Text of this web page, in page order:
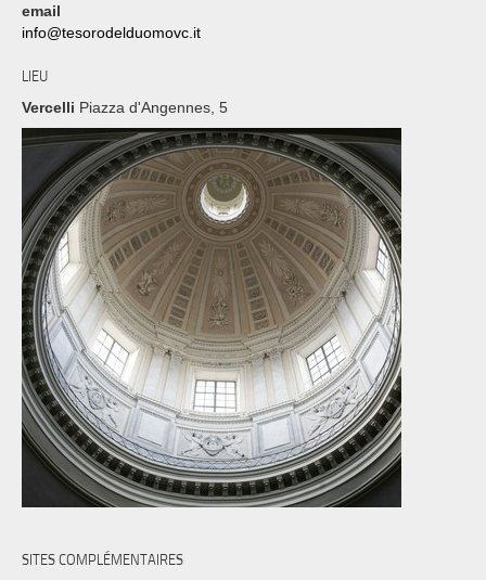
email
info@tesorodelduomovc.it
LIEU
Vercelli Piazza d'Angennes, 5
SITES COMPLÉMENTAIRES